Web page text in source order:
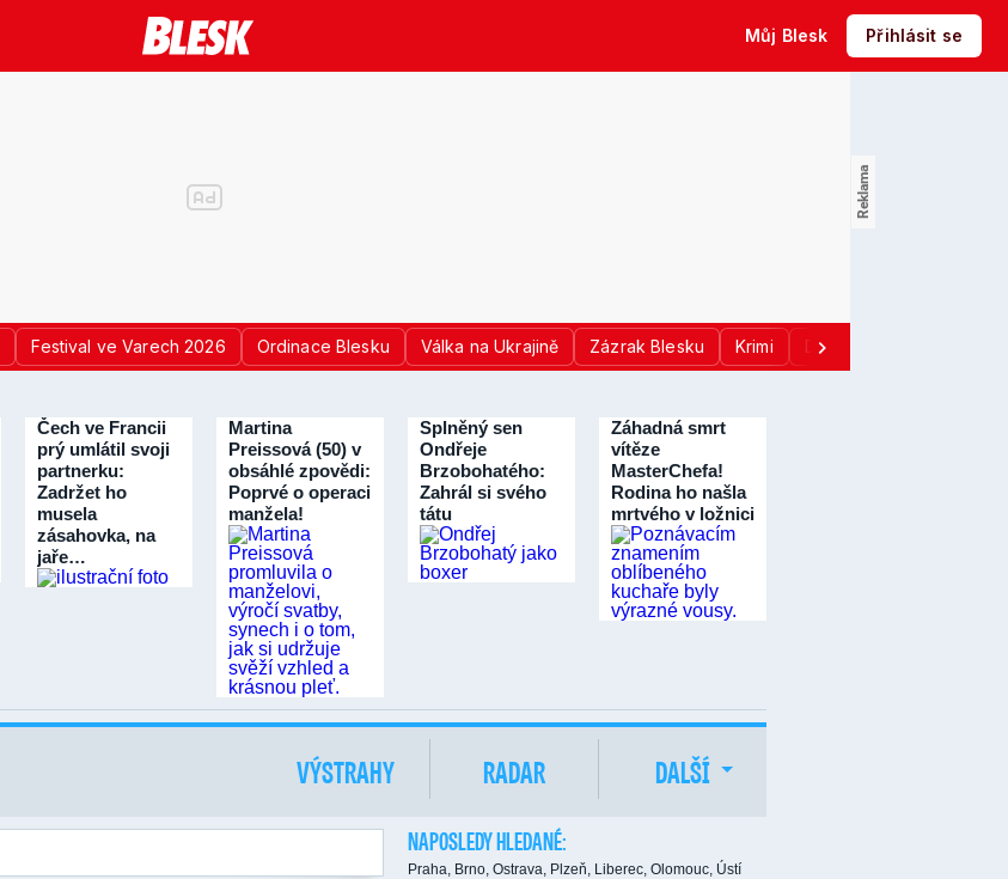
Můj Blesk Přihlásit se
Festival ve Varech 2026 Ordinace Blesku Válka na Ukrajině Zázrak Blesku Krimi Donald Trump
Čech ve Francii
prý umlátil svoji
partnerku:
Zadržet ho
musela
zásahovka, na
jaře…
Martina
Preissová (50) v
obsáhlé zpovědi:
Poprvé o operaci
manžela!
Splněný sen
Ondřeje
Brzobohatého:
Zahrál si svého
tátu
Záhadná smrt
vítěze
MasterChefa!
Rodina ho našla
mrtvého v ložnici
VÝSTRAHY RADAR DALŠÍ
NAPOSLEDY HLEDANÉ:
Praha, Brno, Ostrava, Plzeň, Liberec, Olomouc, Ústí